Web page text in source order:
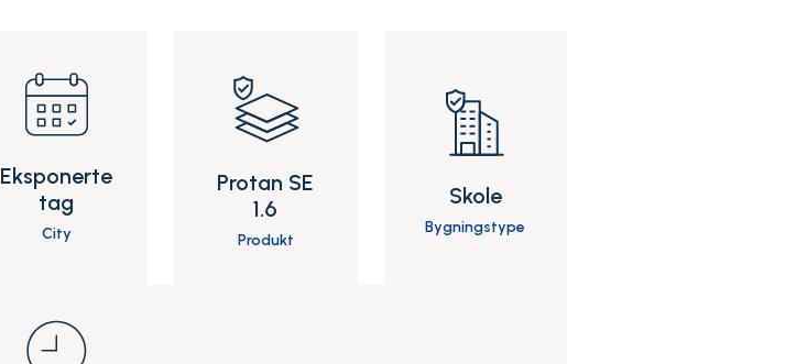
Eksponerte
tag
City
Protan SE
1.6
Produkt
Skole
Bygningstype